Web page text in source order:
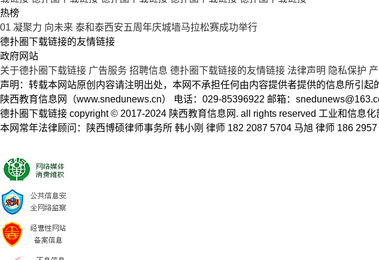
热榜
01 凝聚力 向未来 泰和泰西安五周年庆城墙马拉松赛成功举行
德扑圈下载链接的友情链接
政府网站
关于德扑圈下载链接 广告服务 招聘信息 德扑圈下载链接的友情链接 法律声明 隐私保护
声明：转载本网站原创内容请注明出处，本网不承担任何由内容提供者提供的信息所引起
陕西教育信息网（www.snedunews.cn） 电话：029-85396922 邮箱：
德扑圈下载链接 copyright © 2017-2024 陕西教育信息网. all rights reserved 工业和信息
本网常年法律顾问：陕西博硕律师事务所 韩小刚 律师 182 2087 5704 马旭 律师 186